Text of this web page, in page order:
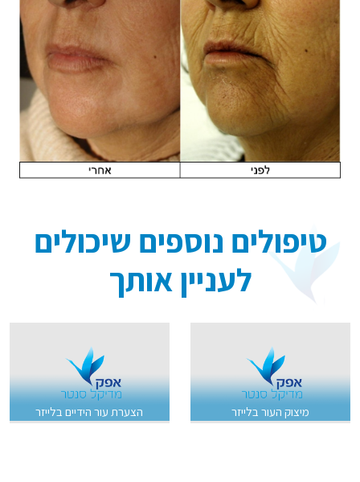
טיפולים נוספים שיכולים
לעניין אותך
מיצוק העור בלייזר הצערת עור הידיים בלייזר